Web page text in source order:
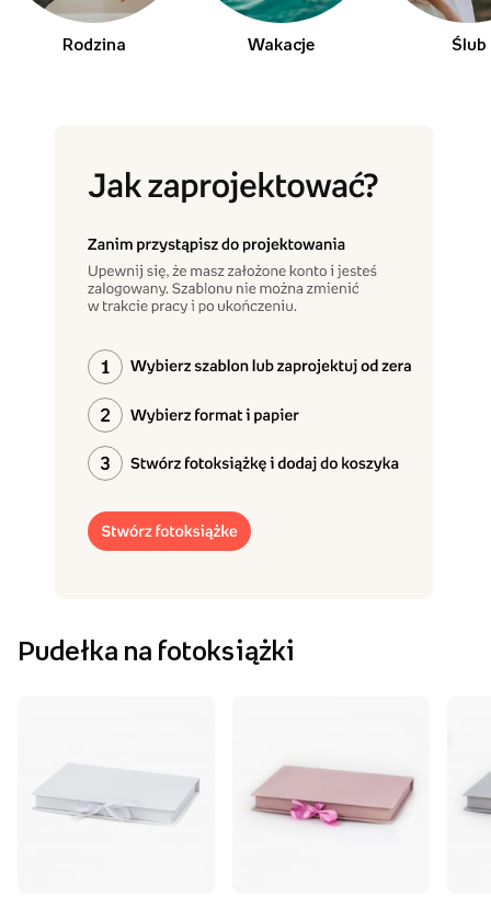
Rodzina Wakacje Ślub
Pudełka na fotoksiążki